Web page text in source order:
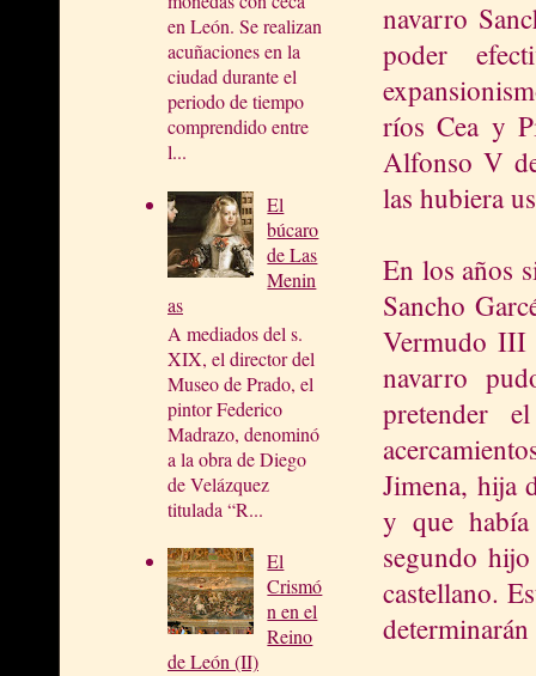
en León. Se realizan
acuñaciones en la
ciudad durante el
periodo de tiempo
comprendido entre
l...
El
búcaro
de Las
Menin
as
A mediados del s.
XIX, el director del
Museo de Prado, el
pintor Federico
Madrazo, denominó
a la obra de Diego
de Velázquez
titulada “R...
El
Crismó
n en el
Reino
de León (II)
navarro
poder
ríos Cea y
Alfonso V
las hubiera
En los años
Sancho
Vermudo III
navarro
pretender
Jimena, hija
y que
segundo
castellano.